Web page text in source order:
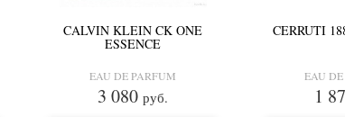
CALVIN KLEIN CK ONE
ESSENCE
EAU DE PARFUM
3 080 руб.
CERRUTI
EAU
1